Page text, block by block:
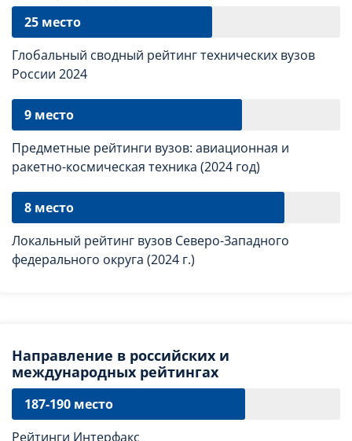
25 место
Глобальный сводный рейтинг технических вузов
России 2024
9 место
Предметные рейтинги вузов: авиационная и
ракетно-космическая техника (2024 год)
8 место
Локальный рейтинг вузов Северо-Западного
федерального округа (2024 г.)
Направление в российских и
международных рейтингах
187-190 место
Рейтинги Интерфакс